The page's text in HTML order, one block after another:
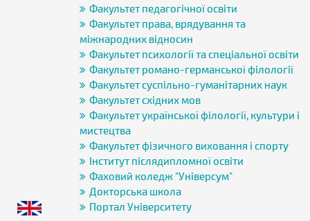
Факультет педагогічної освіти
Факультет права, врядування та
міжнародних відносин
Факультет психології та спеціальної освіти
Факультет романо-германської філології
Факультет суспільно-гуманітарних наук
Факультет східних мов
Факультет української філології, культури і
мистецтва
Факультет фізичного виховання і спорту
Інститут післядипломної освіти
Фаховий коледж "Універсум"
Докторська школа
Портал Університету